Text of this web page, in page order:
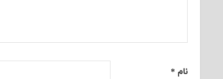
نام *